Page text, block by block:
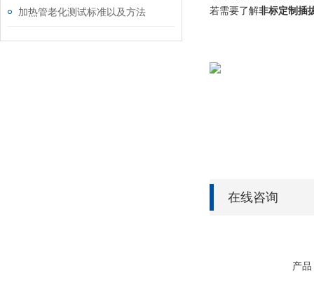
加热管老化测试标准以及方法
若需要了解非标定制插
在线咨询
产品